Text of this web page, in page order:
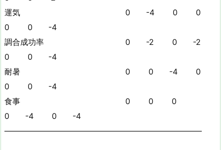
運気 0 -4 0 0
0 0 -4
調合成功率 0 -2 0 -2
0 0 -4
耐暑 0 0 -4 0
0 0 -4
食事 0 0 0
0 -4 0 -4
—————————————————————————